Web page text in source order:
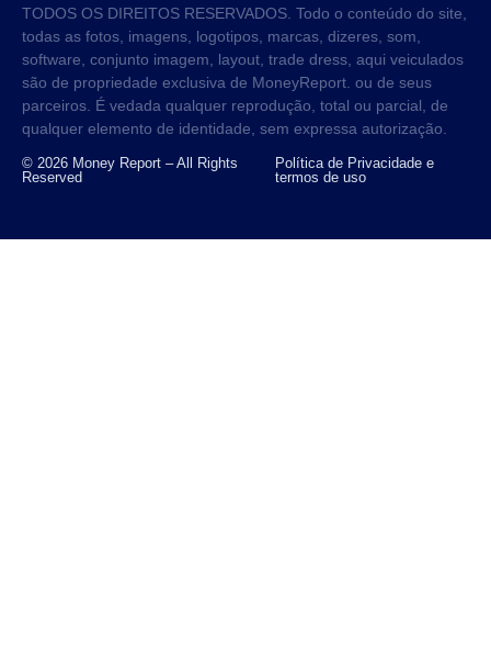
TODOS OS DIREITOS RESERVADOS. Todo o conteúdo do site,
todas as fotos, imagens, logotipos, marcas, dizeres, som,
software, conjunto imagem, layout, trade dress, aqui veiculados
são de propriedade exclusiva de MoneyReport. ou de seus
parceiros. É vedada qualquer reprodução, total ou parcial, de
qualquer elemento de identidade, sem expressa autorização.
© 2026 Money Report – All Rights
Reserved
Política de Privacidade e
termos de uso